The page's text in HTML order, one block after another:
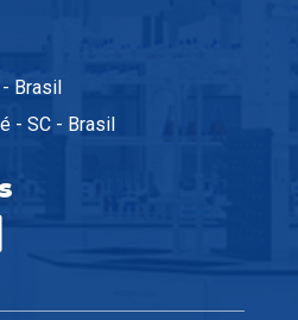
Brasil
- SC - Brasil